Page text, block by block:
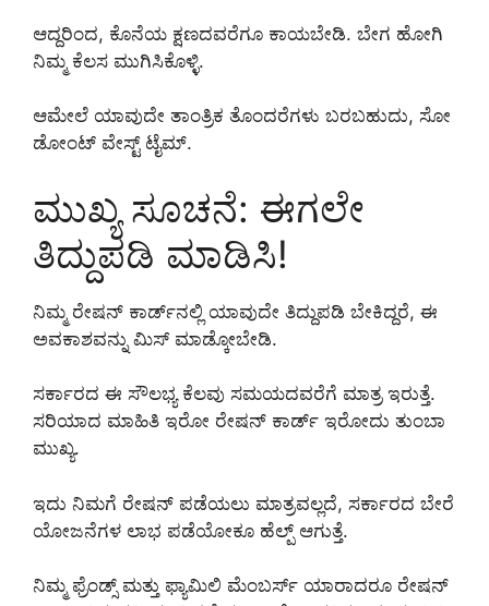
ಆದ್ದರಿಂದ, ಕೊನೆಯ ಕ್ಷಣದವರೆಗೂ ಕಾಯಬೇಡಿ. ಬೇಗ ಹೋಗಿ
ನಿಮ್ಮ ಕೆಲಸ ಮುಗಿಸಿಕೊಳ್ಳಿ.
ಆಮೇಲೆ ಯಾವುದೇ ತಾಂತ್ರಿಕ ತೊಂದರೆಗಳು ಬರಬಹುದು, ಸೋ
ಡೋಂಟ್ ವೇಸ್ಟ್ ಟೈಮ್.
ಮುಖ್ಯ ಸೂಚನೆ: ಈಗಲೇ
ತಿದ್ದುಪಡಿ ಮಾಡಿಸಿ!
ನಿಮ್ಮ ರೇಷನ್ ಕಾರ್ಡ್‌ನಲ್ಲಿ ಯಾವುದೇ ತಿದ್ದುಪಡಿ ಬೇಕಿದ್ದರೆ, ಈ
ಅವಕಾಶವನ್ನು ಮಿಸ್ ಮಾಡ್ಕೋಬೇಡಿ.
ಸರ್ಕಾರದ ಈ ಸೌಲಭ್ಯ ಕೆಲವು ಸಮಯದವರೆಗೆ ಮಾತ್ರ ಇರುತ್ತೆ.
ಸರಿಯಾದ ಮಾಹಿತಿ ಇರೋ ರೇಷನ್ ಕಾರ್ಡ್ ಇರೋದು ತುಂಬಾ
ಮುಖ್ಯ.
ಇದು ನಿಮಗೆ ರೇಷನ್ ಪಡೆಯಲು ಮಾತ್ರವಲ್ಲದೆ, ಸರ್ಕಾರದ ಬೇರೆ
ಯೋಜನೆಗಳ ಲಾಭ ಪಡೆಯೋಕೂ ಹೆಲ್ಪ್ ಆಗುತ್ತೆ.
ನಿಮ್ಮ ಫ್ರೆಂಡ್ಸ್ ಮತ್ತು ಫ್ಯಾಮಿಲಿ ಮೆಂಬರ್ಸ್ ಯಾರಾದರೂ ರೇಷನ್